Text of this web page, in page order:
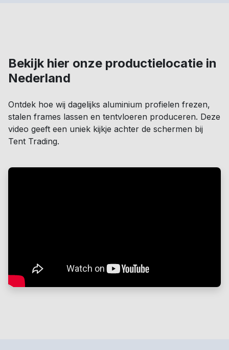
Bekijk hier onze productielocatie in
Nederland
Ontdek hoe wij dagelijks aluminium profielen frezen,
stalen frames lassen en tentvloeren produceren. Deze
video geeft een uniek kijkje achter de schermen bij
Tent Trading.